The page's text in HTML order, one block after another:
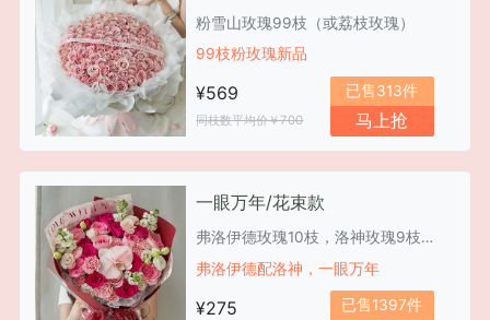
粉雪山玫瑰99枝（或荔枝玫瑰）
99枝粉玫瑰新品
¥569
同枝数平均价￥700
已售313件
马上抢
一眼万年/花束款
弗洛伊德玫瑰10枝，洛神玫瑰9枝，蝴蝶兰/康乃馨/紫罗兰/桔梗等搭配
弗洛伊德配洛神，一眼万年
¥275 已售1397件